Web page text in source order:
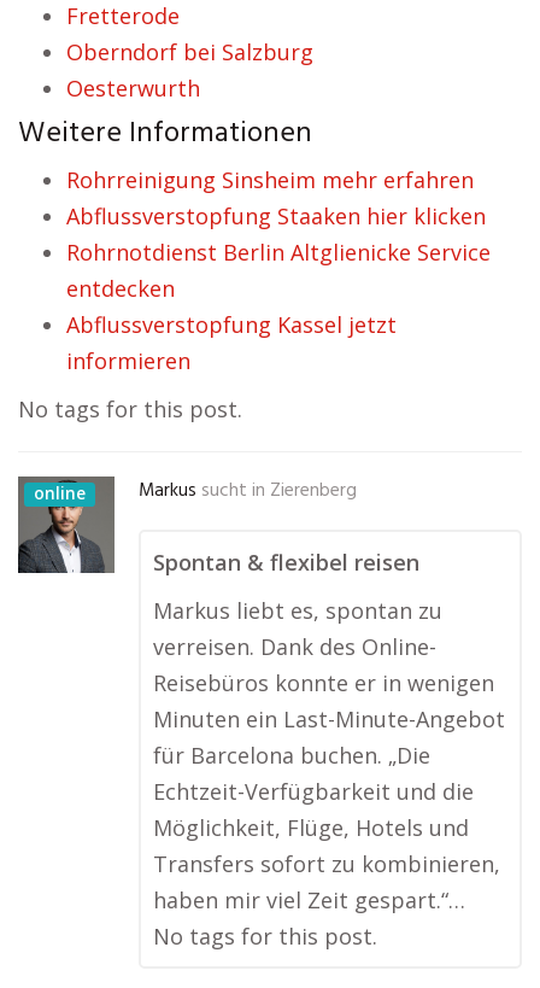
Fretterode
Oberndorf bei Salzburg
Oesterwurth
Weitere Informationen
Rohrreinigung Sinsheim mehr erfahren
Abflussverstopfung Staaken hier klicken
Rohrnotdienst Berlin Altglienicke Service
entdecken
Abflussverstopfung Kassel jetzt
informieren
No tags for this post.
online Markus sucht in Zierenberg
Spontan & flexibel reisen
Markus liebt es, spontan zu
verreisen. Dank des Online-
Reisebüros konnte er in wenigen
Minuten ein Last-Minute-Angebot
für Barcelona buchen. „Die
Echtzeit-Verfügbarkeit und die
Möglichkeit, Flüge, Hotels und
Transfers sofort zu kombinieren,
haben mir viel Zeit gespart.“…
No tags for this post.